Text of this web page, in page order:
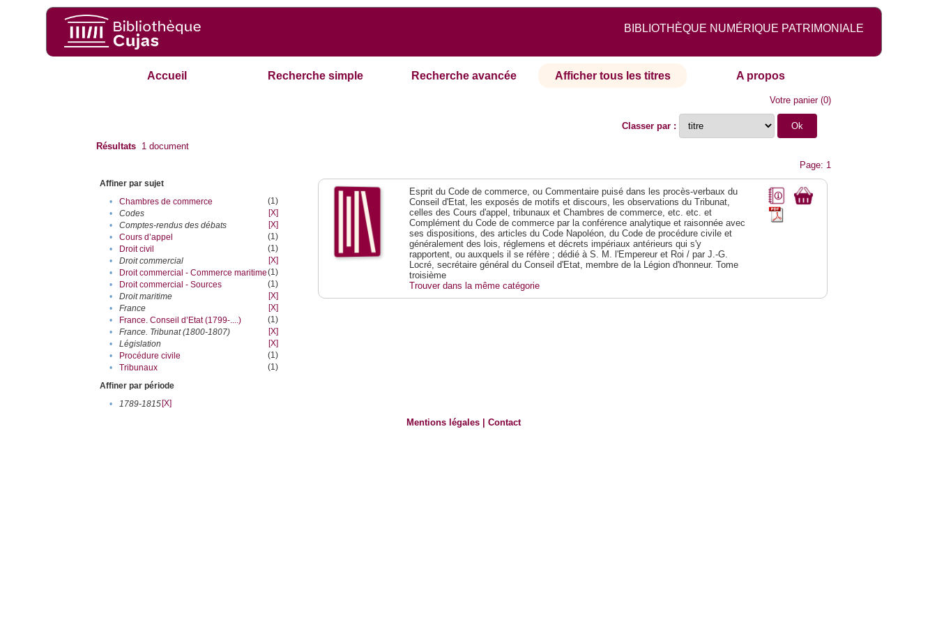
BIBLIOTHÈQUE NUMÉRIQUE PATRIMONIALE
Accueil Recherche simple Recherche avancée Afficher tous les titres A propos
Votre panier(0)
Classer par :
Résultats 1 document
Page: 1
Affiner par sujet
•
Chambres de commerce
(1)
•
Codes
[X]
•
Comptes-rendus des débats
[X]
•
Cours d’appel
(1)
•
Droit civil
(1)
•
Droit commercial
[X]
•
Droit commercial - Commerce maritime(1)
•
Droit commercial - Sources
(1)
•
Droit maritime
[X]
•
France
[X]
•
France. Conseil d’Etat (1799-....)
(1)
•
France. Tribunat (1800-1807)
[X]
•
Législation
[X]
•
Procédure civile
(1)
•
Tribunaux
(1)
Affiner par période
•
1789-1815[X]
Esprit du Code de commerce, ou Commentaire puisé dans les procès-verbaux du
Conseil d'Etat, les exposés de motifs et discours, les observations du Tribunat,
celles des Cours d'appel, tribunaux et Chambres de commerce, etc. etc. et
Complément du Code de commerce par la conférence analytique et raisonnée avec
ses dispositions, des articles du Code Napoléon, du Code de procédure civile et
généralement des lois, réglemens et décrets impériaux antérieurs qui s'y
rapportent, ou auxquels il se réfère ; dédié à S. M. l'Empereur et Roi / par J.-G.
Locré, secrétaire général du Conseil d'Etat, membre de la Légion d'honneur. Tome
troisième
Trouver dans la même catégorie
Mentions légales |Contact